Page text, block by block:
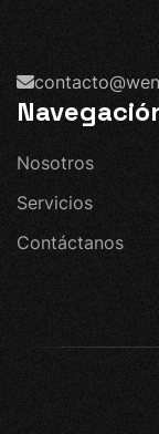
Nosotros
Servicios
Contáctanos